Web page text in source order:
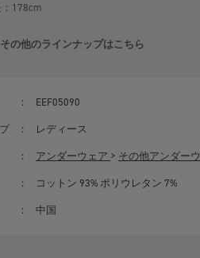
178cm
その他のラインナップはこちら
：
EEF05090
：
レディース
： アンダーウェア > その他アンダー
：
コットン 93% ポリウレタン 7%
： 中国